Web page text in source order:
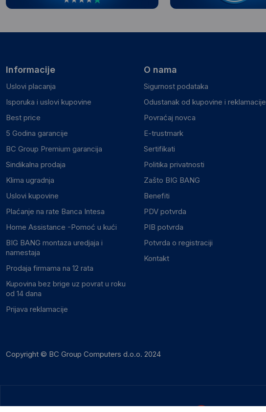
Informacije
Uslovi placanja
Isporuka i uslovi kupovine
Best price
5 Godina garancije
BC Group Premium garancija
Sindikalna prodaja
Klima ugradnja
Uslovi kupovine
Plaćanje na rate Banca Intesa
Home Assistance -Pomoć u kući
BIG BANG montaza uredjaja i
namestaja
Prodaja firmama na 12 rata
Kupovina bez brige uz povrat u roku
od 14 dana
Prijava reklamacije
O nama
Sigurnost podataka
Odustanak od kupovine i reklamacije
Povraćaj novca
E-trustmark
Sertifikati
Politika privatnosti
Zašto BIG BANG
Benefiti
PDV potvrda
PIB potvrda
Potvrda o registraciji
Kontakt
Copyright © BC Group Computers d.o.o. 2024